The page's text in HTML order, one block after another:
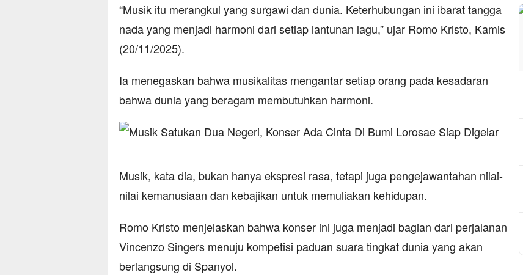
“Musik itu merangkul yang surgawi dan dunia. Keterhubungan ini ibarat tangga
nada yang menjadi harmoni dari setiap lantunan lagu,” ujar Romo Kristo, Kamis
(20/11/2025).
Ia menegaskan bahwa musikalitas mengantar setiap orang pada kesadaran
bahwa dunia yang beragam membutuhkan harmoni.
Musik, kata dia, bukan hanya ekspresi rasa, tetapi juga pengejawantahan nilai-
nilai kemanusiaan dan kebajikan untuk memuliakan kehidupan.
Romo Kristo menjelaskan bahwa konser ini juga menjadi bagian dari perjalanan
Vincenzo Singers menuju kompetisi paduan suara tingkat dunia yang akan
berlangsung di Spanyol.